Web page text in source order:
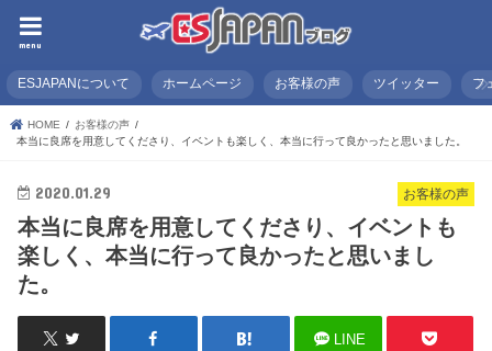
menu
ESJAPANについて ホームページ お客様の声 ツイッター フ
HOME
お客様の声
本当に良席を用意してくださり、イベントも楽しく、本当に行って良かったと思いました。
お客様の声
2020.01.29
本当に良席を用意してくださり、イベントも
楽しく、本当に行って良かったと思いまし
た。
LINE